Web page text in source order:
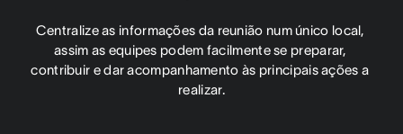
Centralize as informações da reunião num único local,
assim as equipes podem facilmente se preparar,
contribuir e dar acompanhamento às principais ações a
realizar.